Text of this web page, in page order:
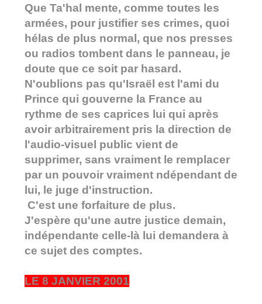
Que Ta'hal mente, comme toutes les
armées, pour justifier ses crimes, quoi
hélas de plus normal, que nos presses
ou radios tombent dans le panneau, je
doute que ce soit par hasard.
N'oublions pas qu'Israël est l'ami du
Prince qui gouverne la France au
rythme de ses caprices lui qui après
avoir arbitrairement pris la direction de
l'audio-visuel public vient de
supprimer, sans vraiment le remplacer
par un pouvoir vraiment ndépendant de
lui, le juge d'instruction.
C'est une forfaiture de plus.
J'espère qu'une autre justice demain,
indépendante celle-là lui demandera à
ce sujet des comptes.
LE 8 JANVIER 2001